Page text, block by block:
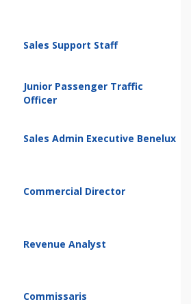
Sales Support Staff
Junior Passenger Traffic
Officer
Sales Admin Executive Benelux
Commercial Director
Revenue Analyst
Commissaris